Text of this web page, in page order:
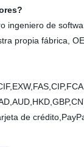
ingeniero de
propia fábrica,
de